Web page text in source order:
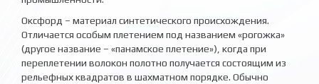
Оксфорд – материал синтетического происхождения.
Отличается особым плетением под названием «рогожка»
(другое название – «панамское плетение»), когда при
переплетении волокон полотно получается состоящим из
рельефных квадратов в шахматном порядке. Обычно